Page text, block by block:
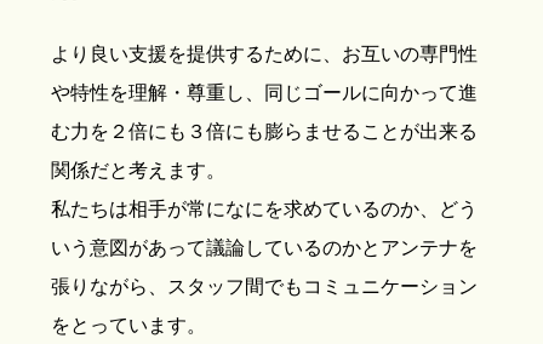
より良い支援を提供するために、お互いの専門性
や特性を理解・尊重し、同じゴールに向かって進
む力を２倍にも３倍にも膨らませることが出来る
関係だと考えます。
私たちは相手が常になにを求めているのか、どう
いう意図があって議論しているのかとアンテナを
張りながら、スタッフ間でもコミュニケーション
をとっています。